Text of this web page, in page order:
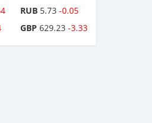
RUB 5.73 -0.05
GBP 629.23 -3.33